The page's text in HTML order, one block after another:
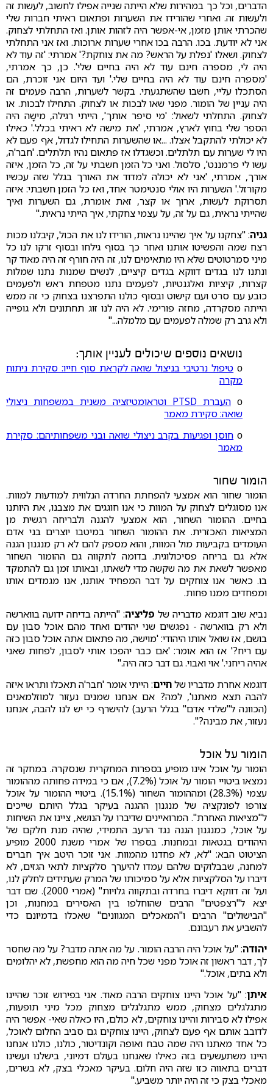
הדברים, וכל כך במהירות שלא הייתה שנייה אפילו לחשוב, לעשות זה
ולעשות זה. ואחרי שהורידו את השערות ופתאום ראיתי חברות שלי
שהכרתי אותן מזמן, אי-אפשר היה לזהות אותן. ואז התחלתי לצחוק.
אני לא יודעת. בכו. הרבה בכו אחרי שערות ארוכות. ואז אני התחלתי
לצחוק. ושאלו 'נפלת על הראש? מה את צוחקת?' אמרתי: 'זה עוד לא
היה לי, מספרה חינם עוד לא היה בחיים שלי'. כן, כך אמרתי,
'מספרה חינם עוד לא היה בחיים שלי.' ועד היום אני זוכרת, הם
הסתכלו עליי, חשבו שהשתגעתי. בקשר לשערות, הרבה פעמים זה
היה עניין של הומור. מפני שאו לבכות או לצחוק. התחילו לבכות. או
לצחוק. התחלתי לשאול: 'מי סיפר אותך', הייתי רגילה, מישָה היה
הספר שלי בחוץ לארץ, אמרתי, 'את מישה לא ראיתי בכלל.' כאילו
לא יכולתי להתקבל אצלו. ...או שהשערות התחילו לגדול, אף פעם לא
היו לי שערות עם תלתלים. וכשגדלו אז פתאום נהיו תלתלים. 'חבר'ה,
עשו לי פרמננט', סלסול. ואני כל הזמן חשבתי על זה, כל הזמן, איזה
אורך, אמרתי, 'אני לא יכולה למדוד את האורך בגלל שזה עכשיו
מקורזל.' השערות היו אולי סנטימטר אחד, ואז כל הזמן חשבתי: איזה
תסרוקת לעשות, ארוך או קצר, זאת אומרת, גם השערות ואיך
שהייתי נראית, גם על זה, על עצמי צחקתי, איך הייתי נראית."
גניה: "צחקנו על איך שהיינו נראות, הורידו לנו את הכול, קיבלנו מכות
רצח שמה והפשיטו אותנו ואחר כך בסוף גילחו ובסוף זרקו לנו כל
מיני סמרטוטים שלא היו מתאימים לנו, זה היה חורף זה היה מאוד קר
ונתנו לנו בגדים דווקא בגדים קיציים, לנשים שמנות נתנו שמלות
קצרות, קיציות ואלגנטיות, לפעמים נתנו מטפחת ראש ולפעמים
כובע עם סרט ועם קישוט ובסוף כולנו התפרצנו בצחוק כי זה ממש
הייתה מסקרדה, מחזה פורימי. לא היה לנו זוג תחתונים ולא גופייה
ולא גרב רק שמלה לפעמים עם מלמלה..."
נושאים נוספים שיכולים לעניין אותך:
ο טיפול נרטיבי בניצול שואה לקראת סוף חייו: סקירת ניתוח
מקרה
ο
העברת PTSD וטראומטיזציה משנית במשפחות ניצולי
שואה: סקירת מאמר
ο חוסן ופגיעות בקרב ניצולי שואה ובני משפחותיהם: סקירת
מאמר
הומור שחור
הומור שחור הוא אמצעי להפחתת החרדה הנלווית למודעות למוות.
אנו מסוגלים לצחוק על המוות כי אנו חוגגים את מצבנו, את היותנו
בחיים. ההומור השחור, הוא אמצעי להגנה ולבריחה רגשית מן
המציאות האכזרית. את ההומור השחור במיטבו יוצרים בני אדם
העומדים בקביעות מול המוות, והוא מספק להם לא רק מנגנון הגנה
אלא גם בריחה פסיכולוגית. בדומה לתקווה גם ההומור השחור
מאפשר לשאת את מה שקשה מדי לשאתו, ובאותו זמן גם להתמקד
בו. כאשר אנו צוחקים על דבר המפחיד אותנו, אנו מגמדים אותו
ומפחדים ממנו פחות.
נביא שוב דוגמא מדבריה של פליציה: "הייתה בדיחה ידועה בווארשה
ולא רק בווארשה - נפגשים שני יהודים ואחד מהם אוכל סבון עם
בושם, אז שואל אותו היהודי: 'מוישה, מה פתאום אתה אוכל סבון כזה
עם ריח?' אז הוא אומר: 'אם כבר יהפכו אותי לסבון, לפחות שאני
אהיה ריחני.' אוי ואבוי. גם דבר כזה היה."
דוגמא אחרת מדבריו שלחיים: הייתי אומר 'חבר'ה תאכלו ותראו איזה
להבה תצא מאתנו', למה? אם אנחנו שמנים נעזור למוזלמאנים
(הכוונה ל"שלדי אדם" בגלל הרעב) להישרף כי יש לנו להבה, אנחנו
נעזור, את מבינה?".
הומור על אוכל
הומור על אוכל אינו מופיע בספרות המחקרית שנסקרה. במחקר זה
נמצאו ביטויי הומור על אוכל (7.2%), אם כי במידה פחותה מההומור
עצמי (28.3%) ומההומור השחור (15.1%). ביטויי ההומור על אוכל
צורפו לפונקציה של מנגנון ההגנה בעיקר בגלל היותם שייכים
ל"מציאות האחרת". המרואיינים שדיברו על הנושא, ציינו את השיחות
על אוכל, כמנגנון הגנה נגד הרעב התמידי, שהיה מנת חלקם של
היהודים בגטאות ובמחנות. בספרו של אמרי משנת 2000 מופיע
הציטוט הבא: "לא, לא פחדנו מהמוות. אני זוכר היטב איך חברים
למחנה, שבבלוקים שלהם עמדו להיערך סלקציות לתאי הגזים, לא
דיברו על הסלקציות אלא על סמיכותו של המרק שעתידים לחלק לנו,
ועל זה דווקא דיברו בחרדה ובתקווה גלויות" (אמרי 2000). שם דבר
יצא ל"רצפטים" הרבים שהוחלפו בין האסירים במחנות, וכן
"הבישולים" הרבים ו"המאכלים המגוונים" שאכלו בדמיונם כדי
להשביע את רעבונם.
יהודה: "על אוכל היה הרבה הומור. על מה אתה מדבר? על מה שחסר
לך, דבר ראשון זה אוכל מפני שכל חיה מה הוא מחפשת, לא יהלומים
ולא בתים, אוכל."
איתן: "על אוכל היינו צוחקים הרבה מאוד. אני בפירוש זוכר שהיינו
מתגלגלים מצחוק, ממש מתגלגלים מצחוק מכל מיני תופעות,
אפילו לא סבירות והיינו צוחקים, לא כולם, היו כאלה שאי- אפשר היה
לדובב אותם אף פעם לצחוק, היינו צוחקים גם סביב החלום לאוכל,
כל אחד מאתנו היה שמה טבח ואופה וקונדיטור, כולנו, כולנו אנחנו
היינו משתעשעים בזה כאילו שאנחנו בעולם דמיוני, בישלנו ועשינו
דברים בתאווה כזו שזה היה חלום. בעיקר מאכלי בצק, לא בשרים,
מאכלי בצק כי זה היה יותר משביע."